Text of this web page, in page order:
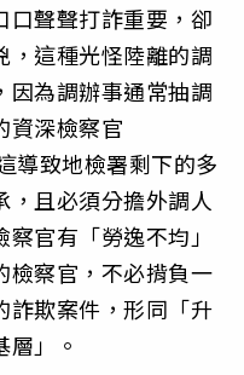
口聲聲打詐重要，卻
，這種光怪陸離的調
因為調辦事通常抽調
資深檢察官
導致地檢署剩下的多
且必須分擔外調人
官有「勞逸不均」
檢察官，不必揹負一
詐欺案件，形同「升
」。